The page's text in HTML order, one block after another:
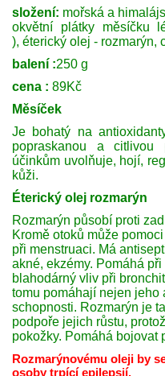
složení: mořská a
okvětní plátky měsíčku
), éterický olej - rozmarýn,
balení :250 g
cena : 89Kč
Měsíček
Je bohatý na
popraskanou a citlivou
účinkům uvolňuje, hojí,
kůži.
Éterický olej rozmarýn
Rozmarýn působí proti
Kromě otoků může
při menstruaci. Má
akné, ekzémy. Pomáhá
blahodárný vliv při
tomu pomáhají nejen jeho
schopnosti. Rozmarýn je
podpoře jejich růstu,
pokožky. Pomáhá bojovat
Rozmarýnovému oleji by
osoby trpící epilepsií.